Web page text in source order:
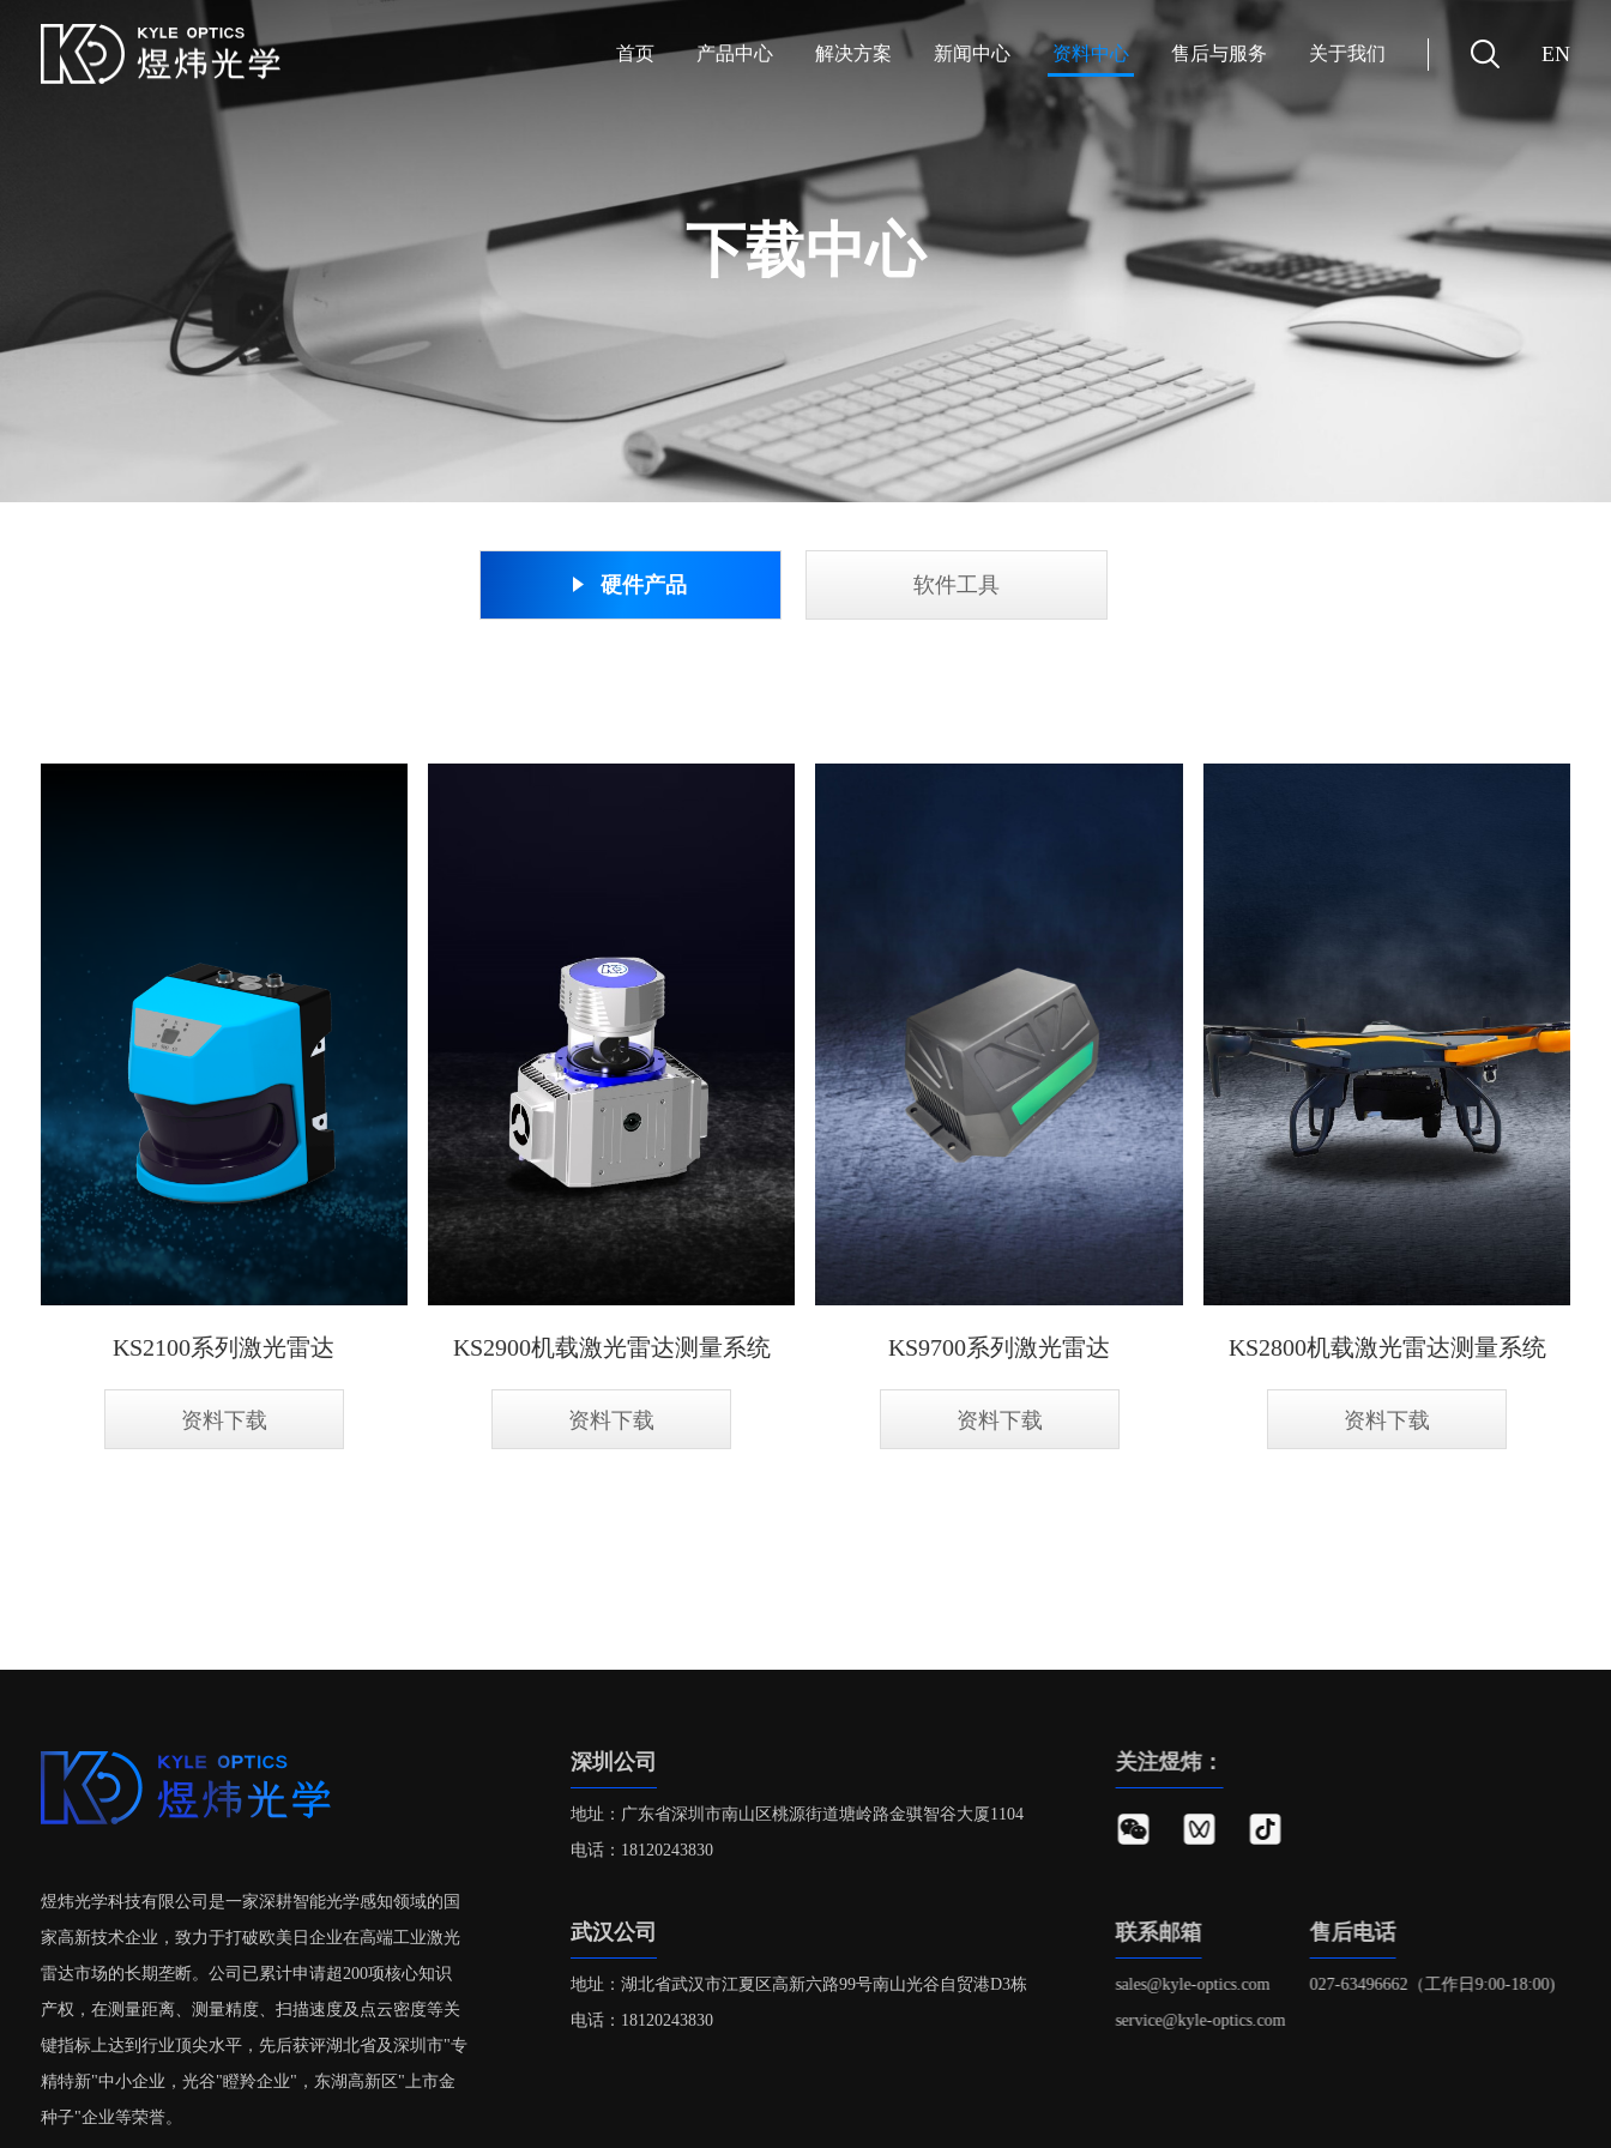
首页 产品中心 解决方案 新闻中心 资料中心 售后与服务 关于我们 EN
下载中心
硬件产品 软件工具
KS2100系列激光雷达
资料下载
KS2900机载激光雷达测量系统
资料下载
KS9700系列激光雷达
资料下载
KS2800机载激光雷达测量系统
资料下载
煜炜光学科技有限公司是一家深耕智能光学感知领域的国
家高新技术企业，致力于打破欧美日企业在高端工业激光
雷达市场的长期垄断。公司已累计申请超200项核心知识
产权，在测量距离、测量精度、扫描速度及点云密度等关
键指标上达到行业顶尖水平，先后获评湖北省及深圳市"专
精特新"中小企业，光谷"瞪羚企业"，东湖高新区"上市金
种子"企业等荣誉。
深圳公司
地址：广东省深圳市南山区桃源街道塘岭路金骐智谷大厦1104
电话：18120243830
武汉公司
地址：湖北省武汉市江夏区高新六路99号南山光谷自贸港D3栋
电话：18120243830
关注煜炜：
联系邮箱
sales@kyle-optics.com
service@kyle-optics.com
售后电话
027-63496662（工作日9:00-18:00)